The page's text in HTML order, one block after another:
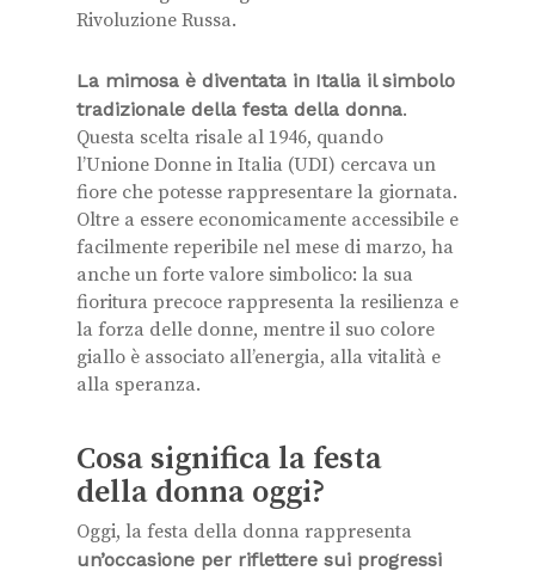
Rivoluzione Russa.
La mimosa è diventata in Italia il simbolo
tradizionale della festa della donna.
Questa scelta risale al 1946, quando
l’Unione Donne in Italia (UDI) cercava un
fiore che potesse rappresentare la giornata.
Oltre a essere economicamente accessibile e
facilmente reperibile nel mese di marzo, ha
anche un forte valore simbolico: la sua
fioritura precoce rappresenta la resilienza e
la forza delle donne, mentre il suo colore
giallo è associato all’energia, alla vitalità e
alla speranza.
Cosa significa la festa
della donna oggi?
Oggi, la festa della donna rappresenta
un’occasione per riflettere sui progressi